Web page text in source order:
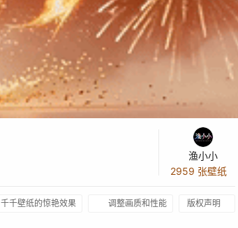
渔小小
2959 张壁纸
千千壁纸的惊艳效果 调整画质和性能 版权声明